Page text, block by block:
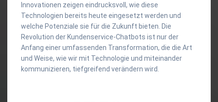
Innovationen zeigen eindrucksvoll, wie diese
Technologien bereits heute eingesetzt werden und
welche Potenziale sie für die Zukunft bieten. Die
Revolution der Kundenservice-Chatbots ist nur der
Anfang einer umfassenden Transformation, die die Art
und Weise, wie wir mit Technologie und miteinander
kommunizieren, tiefgreifend verändern wird.